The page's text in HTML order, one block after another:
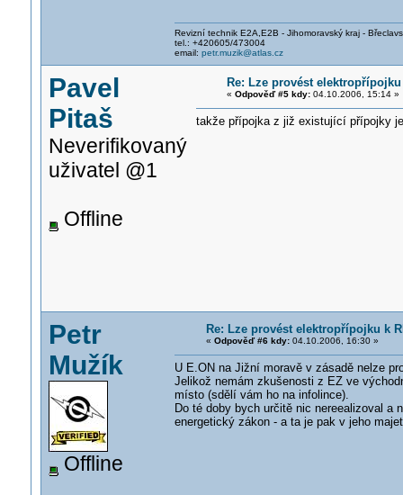
Revizní technik E2A,E2B - Jihomoravský kraj -
tel.: +420605/473004
email: petr.muzik@atlas.cz
Pavel
Pitaš
Neverifikovaný
uživatel @1
Offline
Re: Lze provést
« Odpověď #5 kdy:04.10.2006, 15:14 »
takže přípojka z již existující přípojky
Petr
Mužík
Offline
Re: Lze provést elektropřípojku k
« Odpověď #6 kdy:04.10.2006, 16:30 »
U E.ON na Jižní moravě v zásadě nelze
Jelikož nemám zkušenosti z EZ ve
místo (sdělí vám ho na infolince).
Do té doby bych určitě nic nereealizoval a
energetický zákon - a ta je pak v jeho